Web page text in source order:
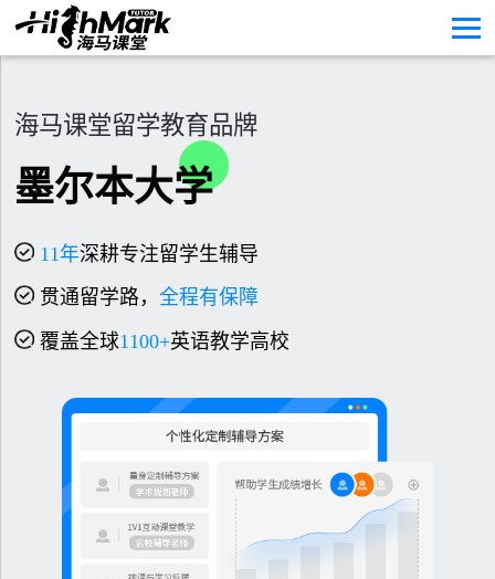
海马课堂留学教育品牌
墨尔本大学
11年深耕专注留学生辅导
贯通留学路， 全程有保障
覆盖全球1100+英语教学高校